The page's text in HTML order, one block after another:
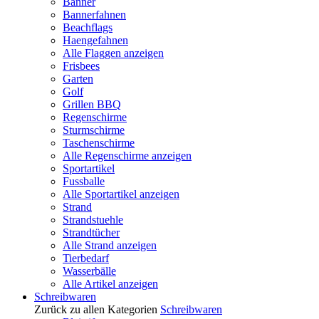
Bannerfahnen
Beachflags
Haengefahnen
Alle Flaggen anzeigen
Frisbees
Garten
Golf
Grillen BBQ
Regenschirme
Sturmschirme
Taschenschirme
Alle Regenschirme anzeigen
Sportartikel
Fussballe
Alle Sportartikel anzeigen
Strand
Strandstuehle
Strandtücher
Alle Strand anzeigen
Tierbedarf
Wasserbälle
Alle Artikel anzeigen
Schreibwaren
Zurück zu allen Kategorien Schreibwaren